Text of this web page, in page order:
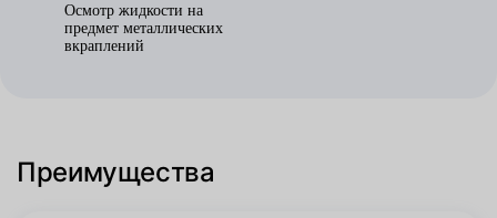
Осмотр жидкости на
предмет металлических
вкраплений
Преимущества